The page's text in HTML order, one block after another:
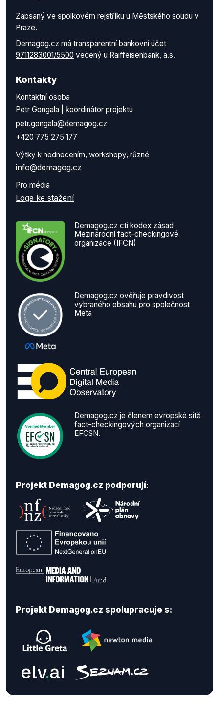
Zapsaný ve spolkovém rejstříku u Městského soudu v
Praze.
Demagog.cz má transparentní bankovní účet
9711283001/5500 vedený u Raiffeisenbank, a.s.
Kontakty
Kontaktní osoba
Petr Gongala | koordinátor projektu
petr.gongala@demagog.cz
+420 775 275 177
Výtky k hodnocením, workshopy, různé
info@demagog.cz
Pro média
Loga ke stažení
Demagog.cz ctí kodex zásad
Mezinárodní fact-checkingové
organizace (IFCN)
Demagog.cz ověřuje pravdivost
vybraného obsahu pro společnost
Meta
Demagog.cz je členem evropské sítě
fact-checkingových organizací
EFCSN.
Projekt Demagog.cz podporují:
Projekt Demagog.cz spolupracuje s: